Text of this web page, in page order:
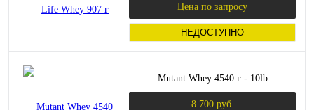
Цена по запросу
НЕДОСТУПНО
Mutant Whey 4540 г - 10lb
8 700 руб.